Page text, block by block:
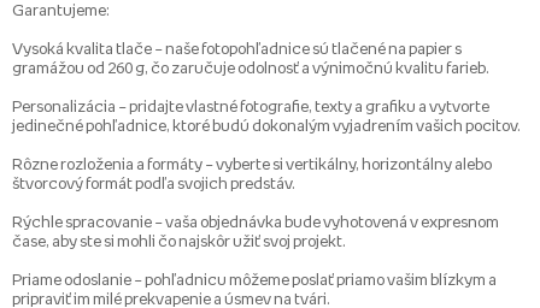
Garantujeme:
Vysoká kvalita tlače – naše fotopohľadnice sú tlačené na papier s
gramážou od 260 g, čo zaručuje odolnosť a výnimočnú kvalitu farieb.
Personalizácia – pridajte vlastné fotografie, texty a grafiku a vytvorte
jedinečné pohľadnice, ktoré budú dokonalým vyjadrením vašich pocitov.
Rôzne rozloženia a formáty – vyberte si vertikálny, horizontálny alebo
štvorcový formát podľa svojich predstáv.
Rýchle spracovanie – vaša objednávka bude vyhotovená v expresnom
čase, aby ste si mohli čo najskôr užiť svoj projekt.
Priame odoslanie – pohľadnicu môžeme poslať priamo vašim blízkym a
pripraviť im milé prekvapenie a úsmev na tvári.